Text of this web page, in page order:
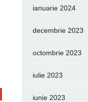
ianuarie 2024
decembrie 2023
octombrie 2023
iulie 2023
iunie 2023